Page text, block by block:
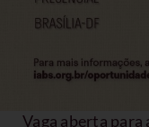
Vaga aberta para